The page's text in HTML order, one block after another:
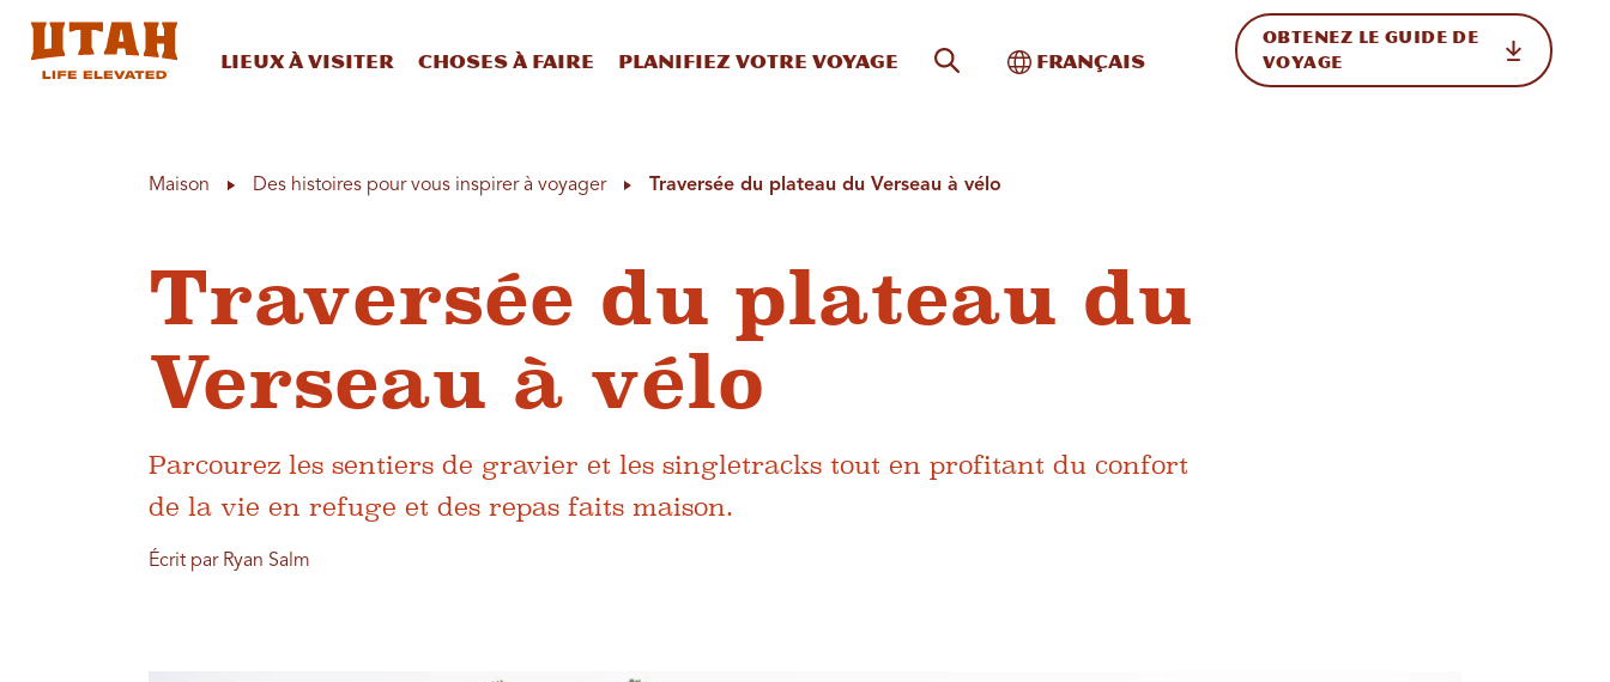
Lieux à visiter Choses à faire Planifiez votre voyage Recherche sur le site
Basculer vers l'international
Français
OBTENEZ LE GUIDE DE
VOYAGE
Maison Des histoires pour vous inspirer à voyager Traversée du plateau du Verseau à vélo
Traversée du plateau du
Verseau à vélo
Parcourez les sentiers de gravier et les singletracks tout en profitant du confort
de la vie en refuge et des repas faits maison.
Écrit par Ryan Salm